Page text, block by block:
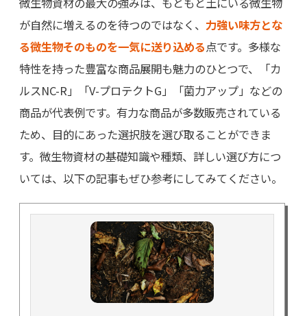
が自然に増えるのを待つのではなく、 力強い味方とな
る微生物そのものを一気に送り込める点です。多様な
特性を持った豊富な商品展開も魅力のひとつで、「カ
ルスNC-R」「V-プロテクトG」「菌力アップ」などの
商品が代表例です。有力な商品が多数販売されている
ため、目的にあった選択肢を選び取ることができま
す。微生物資材の基礎知識や種類、詳しい選び方につ
いては、以下の記事もぜひ参考にしてみてください。